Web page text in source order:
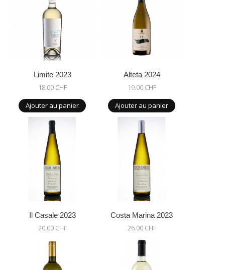
Limite 2023
18.00 CHF
Ajouter au panier
Alteta 2024
19.00 CHF
Ajouter au panier
Il Casale 2023
20.00 CHF
Costa Marina 2023
26.00 CHF